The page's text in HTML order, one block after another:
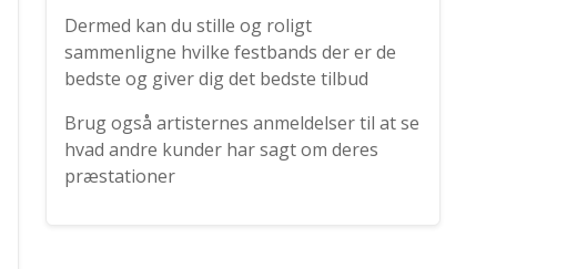
Dermed kan du stille og roligt
sammenligne hvilke festbands der er de
bedste og giver dig det bedste tilbud
Brug også artisternes anmeldelser til at se
hvad andre kunder har sagt om deres
præstationer